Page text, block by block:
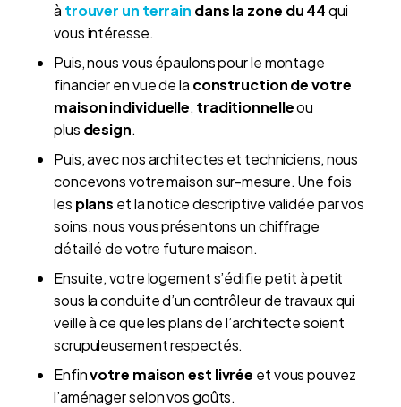
à trouver un terrain dans la zone du 44qui
vous intéresse.
Puis, nous vous épaulons pour le montage
financier en vue de la construction de votre
maison individuelle, traditionnelleou
plus design.
Puis, avec nos architectes et techniciens, nous
concevons votre maison sur-mesure. Une fois
les plans et la notice descriptive validée par vos
soins, nous vous présentons un chiffrage
détaillé de votre future maison.
Ensuite, votre logement s’édifie petit à petit
sous la conduite d’un contrôleur de travaux qui
veille à ce que les plans de l’architecte soient
scrupuleusement respectés.
Enfinvotre maison est livrée et vous pouvez
l’aménager selon vos goûts.